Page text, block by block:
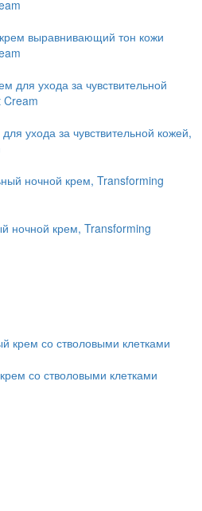
выравнивающий тон кожи
ухода за чувствительной кожей,
ночной крем, Transforming
со стволовыми клетками